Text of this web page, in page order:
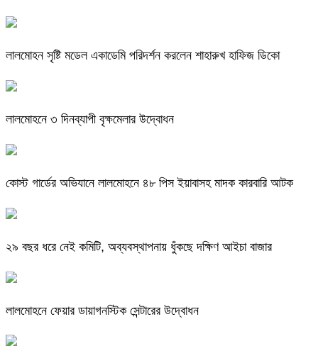
লালমোহন সৃষ্টি মডেল একাডেমি পরিদর্শন করলেন শাহারুখ হাফিজ ডিকো
লালমোহনে ৩ দিনব্যাপী বৃক্ষমেলার উদ্বোধন
কোস্ট গার্ডের অভিযানে লালমোহনে ৪৮ পিস ইয়াবাসহ মাদক কারবারি আটক
২৯ বছর ধরে নেই কমিটি, অব্যবস্থাপনায় ধুঁকছে দক্ষিণ আইচা বাজার
লালমোহনে ফেয়ার ডায়াগনস্টিক সেন্টারের উদ্বোধন